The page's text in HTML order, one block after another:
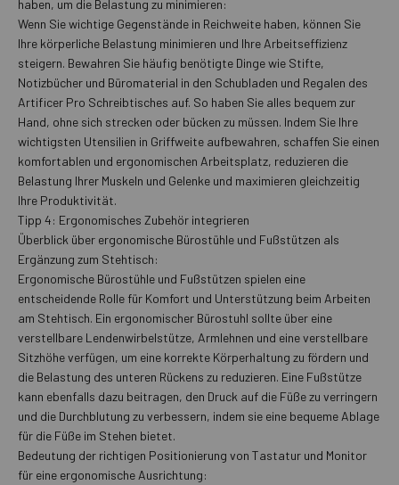
haben, um die Belastung zu minimieren:
Wenn Sie wichtige Gegenstände in Reichweite haben, können Sie
Ihre körperliche Belastung minimieren und Ihre Arbeitseffizienz
steigern. Bewahren Sie häufig benötigte Dinge wie Stifte,
Notizbücher und Büromaterial in den Schubladen und Regalen des
Artificer Pro Schreibtisches auf. So haben Sie alles bequem zur
Hand, ohne sich strecken oder bücken zu müssen. Indem Sie Ihre
wichtigsten Utensilien in Griffweite aufbewahren, schaffen Sie einen
komfortablen und ergonomischen Arbeitsplatz, reduzieren die
Belastung Ihrer Muskeln und Gelenke und maximieren gleichzeitig
Ihre Produktivität.
Tipp 4: Ergonomisches Zubehör integrieren
Überblick über ergonomische Bürostühle und Fußstützen als
Ergänzung zum Stehtisch:
Ergonomische Bürostühle und Fußstützen spielen eine
entscheidende Rolle für Komfort und Unterstützung beim Arbeiten
am Stehtisch. Ein ergonomischer Bürostuhl sollte über eine
verstellbare Lendenwirbelstütze, Armlehnen und eine verstellbare
Sitzhöhe verfügen, um eine korrekte Körperhaltung zu fördern und
die Belastung des unteren Rückens zu reduzieren. Eine Fußstütze
kann ebenfalls dazu beitragen, den Druck auf die Füße zu verringern
und die Durchblutung zu verbessern, indem sie eine bequeme Ablage
für die Füße im Stehen bietet.
Bedeutung der richtigen Positionierung von Tastatur und Monitor
für eine ergonomische Ausrichtung: